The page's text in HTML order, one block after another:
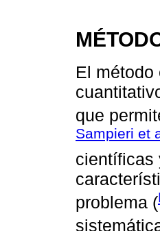
El
que
Sampieri et
científicas
problema (